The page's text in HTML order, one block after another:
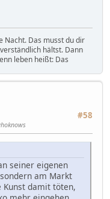
Nacht. Das musst du dir
hältst. Dann
leben heißt: Das
#58
seiner eigenen
am Markt
damit töten,